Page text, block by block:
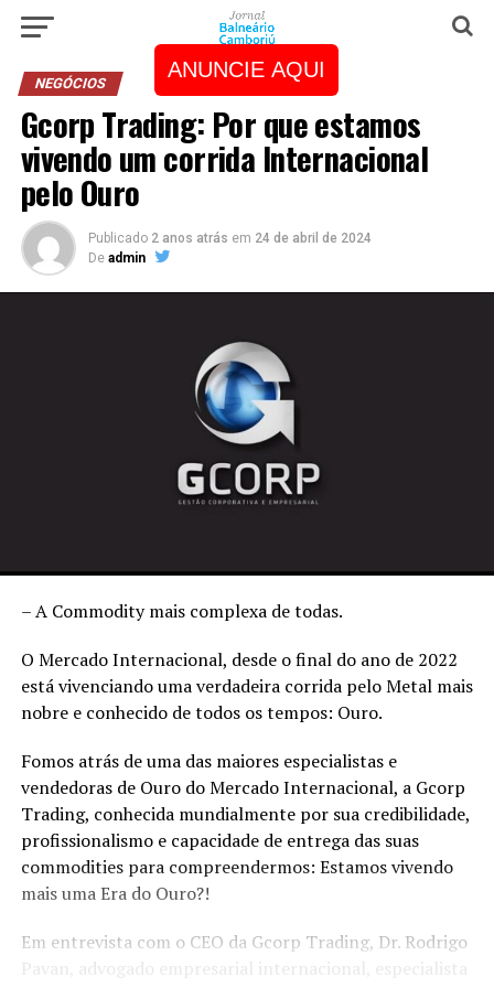
ANUNCIE AQUI
NEGÓCIOS
Gcorp Trading: Por que estamos
vivendo um corrida Internacional
pelo Ouro
Publicado 2 anos atrás em 24 de abril de 2024
De admin
– A Commodity mais complexa de todas.
O Mercado Internacional, desde o final do ano de 2022
está vivenciando uma verdadeira corrida pelo Metal mais
nobre e conhecido de todos os tempos: Ouro.
Fomos atrás de uma das maiores especialistas e
vendedoras de Ouro do Mercado Internacional, a Gcorp
Trading, conhecida mundialmente por sua credibilidade,
profissionalismo e capacidade de entrega das suas
commodities para compreendermos: Estamos vivendo
mais uma Era do Ouro?!
Em entrevista com o CEO da Gcorp Trading, Dr. Rodrigo
Pavan, advogado empresarial internacional, especialista